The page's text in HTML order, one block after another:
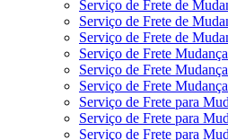
Serviço de Frete de
Serviço de Frete de
Serviço de Frete de
Serviço de Frete Mudança
Serviço de Frete
Serviço de Frete
Serviço de Frete para
Serviço de Frete para
Serviço de Frete para